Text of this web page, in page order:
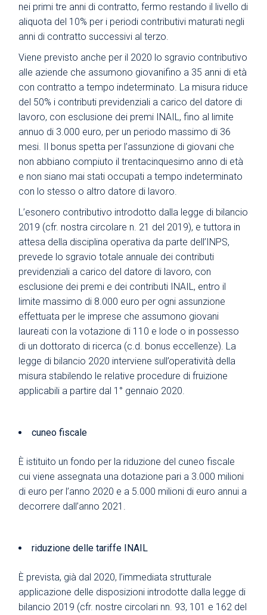
nei primi tre anni di contratto, fermo restando il livello di
aliquota del 10% per i periodi contributivi maturati negli
anni di contratto successivi al terzo.
Viene previsto anche per il 2020 lo sgravio contributivo
alle aziende che assumono giovanifino a 35 anni di età
con contratto a tempo indeterminato. La misura riduce
del 50% i contributi previdenziali a carico del datore di
lavoro, con esclusione dei premi INAIL, fino al limite
annuo di 3.000 euro, per un periodo massimo di 36
mesi. Il bonus spetta per l’assunzione di giovani che
non abbiano compiuto il trentacinquesimo anno di età
e non siano mai stati occupati a tempo indeterminato
con lo stesso o altro datore di lavoro.
L’esonero contributivo introdotto dalla legge di bilancio
2019 (cfr. nostra circolare n. 21 del 2019), e tuttora in
attesa della disciplina operativa da parte dell’INPS,
prevede lo sgravio totale annuale dei contributi
previdenziali a carico del datore di lavoro, con
esclusione dei premi e dei contributi INAIL, entro il
limite massimo di 8.000 euro per ogni assunzione
effettuata per le imprese che assumono giovani
laureati con la votazione di 110 e lode o in possesso
di un dottorato di ricerca (c.d. bonus eccellenze). La
legge di bilancio 2020 interviene sull’operatività della
misura stabilendo le relative procedure di fruizione
applicabili a partire dal 1° gennaio 2020.
cuneo fiscale
È istituito un fondo per la riduzione del cuneo fiscale
cui viene assegnata una dotazione pari a 3.000 milioni
di euro per l’anno 2020 e a 5.000 milioni di euro annui a
decorrere dall’anno 2021.
riduzione delle tariffe INAIL
È prevista, già dal 2020, l’immediata strutturale
applicazione delle disposizioni introdotte dalla legge di
bilancio 2019 (cfr. nostre circolari nn. 93, 101 e 162 del